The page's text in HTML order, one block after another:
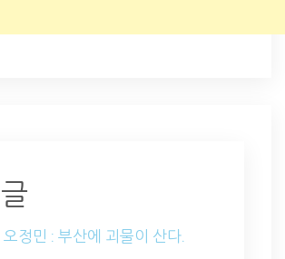
오정민 : 부산에 괴물이 산다.